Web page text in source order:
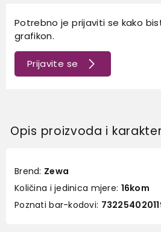
Potrebno je prijaviti se kako
grafikon.
Prijavite se
Opis proizvoda i
Brend: Zewa
Količina i jedinica mjere: 16kom
Poznati bar-kodovi: